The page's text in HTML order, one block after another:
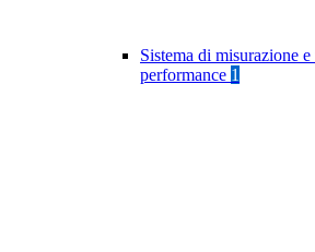
Sistema di misurazione
performance 1